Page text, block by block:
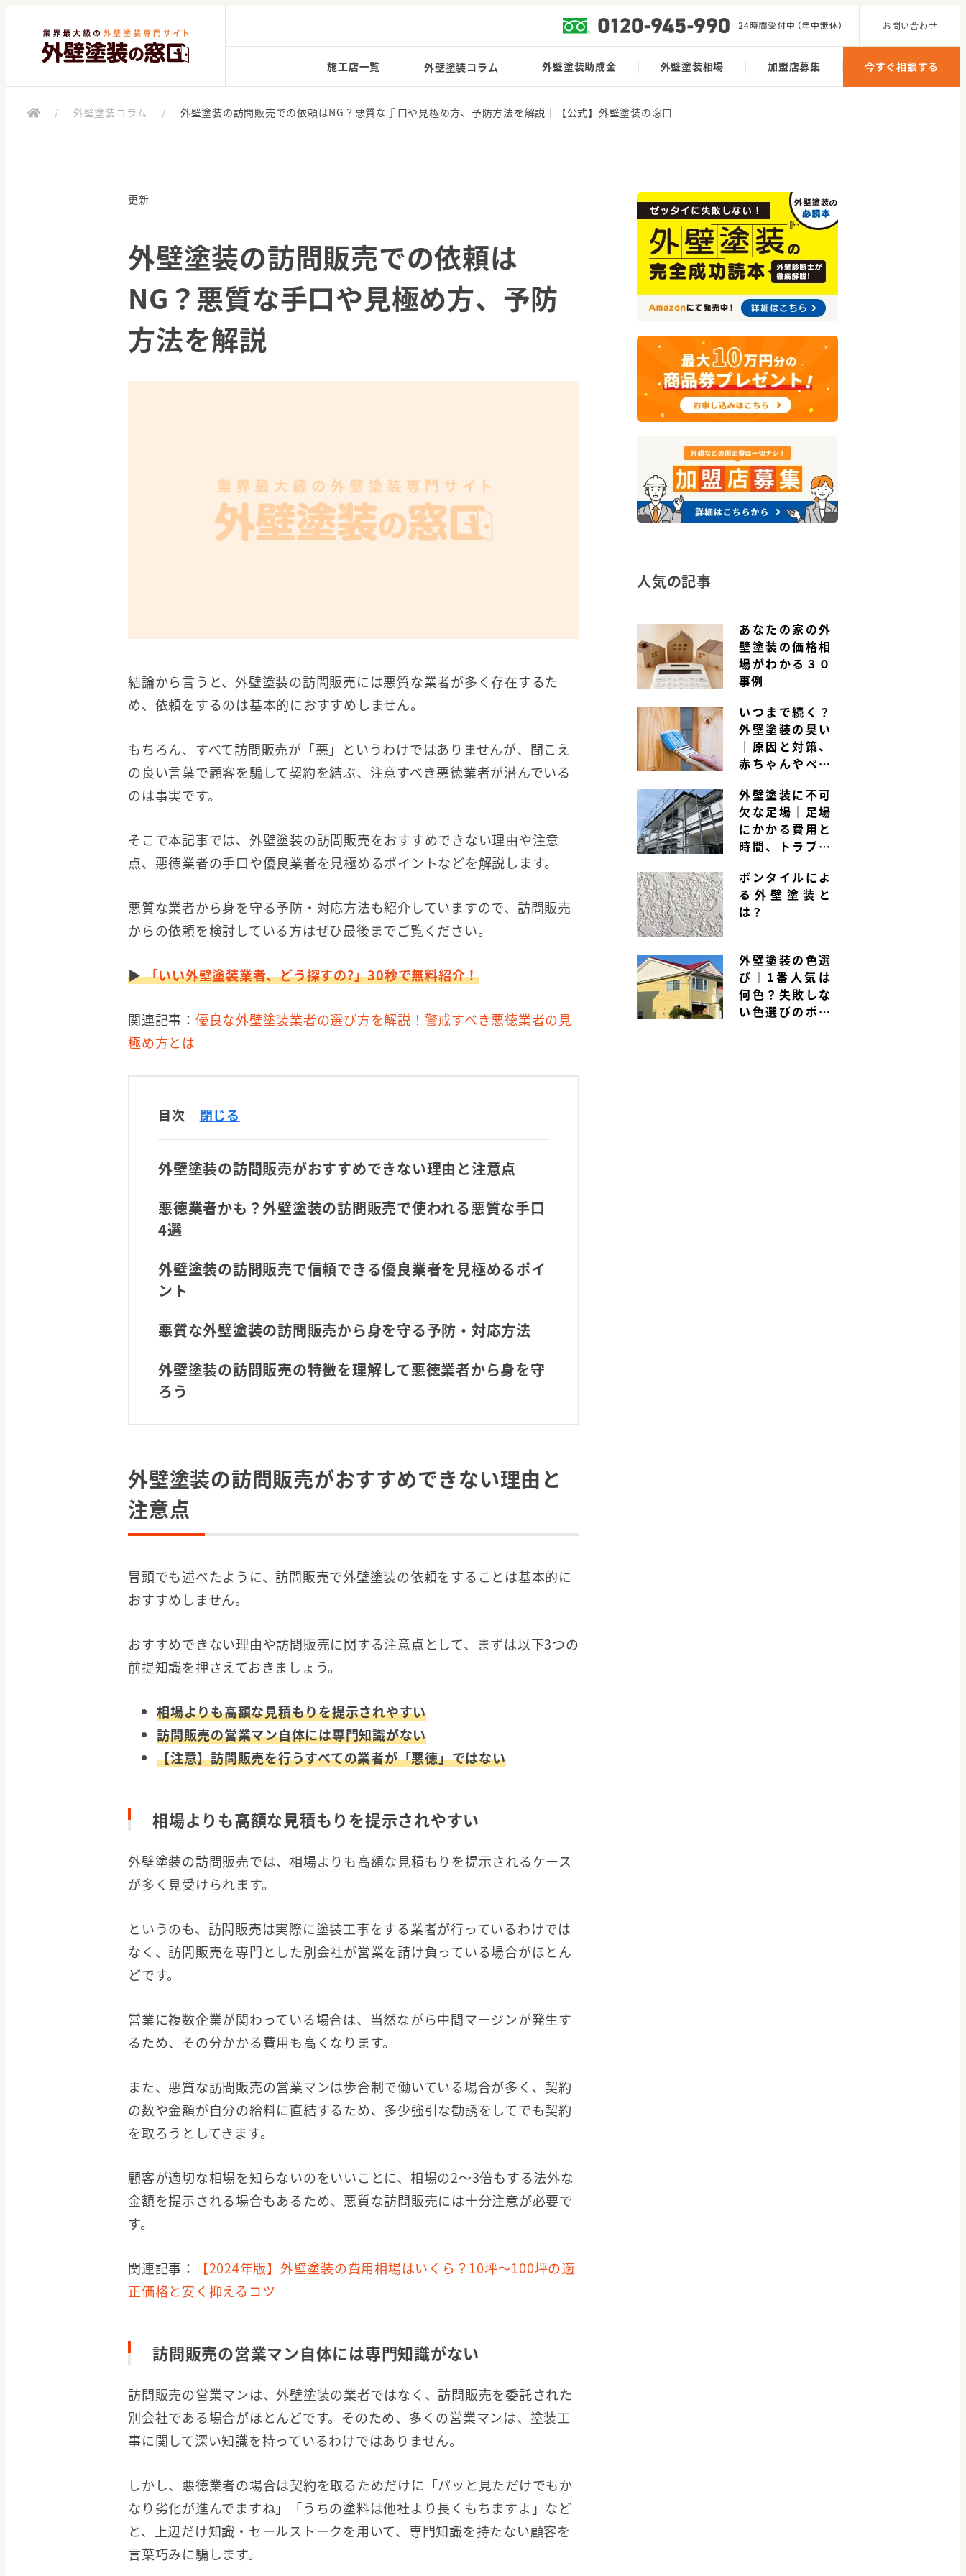
お問い合わせ
施工店一覧 外壁塗装コラム 外壁塗装助成金 外壁塗装相場 加盟店募集 今すぐ相談する
/ 外壁塗装コラム / 外壁塗装の訪問販売での依頼はNG？悪質な手口や見極め方、予防方法を解説｜【公式】外壁塗装の窓口
更新
外壁塗装の訪問販売での依頼は
NG？悪質な手口や見極め方、予防
方法を解説
結論から言うと、外壁塗装の訪問販売には悪質な業者が多く存在するた
め、依頼をするのは基本的におすすめしません。
もちろん、すべて訪問販売が「悪」というわけではありませんが、聞こえ
の良い言葉で顧客を騙して契約を結ぶ、注意すべき悪徳業者が潜んでいる
のは事実です。
そこで本記事では、外壁塗装の訪問販売をおすすめできない理由や注意
点、悪徳業者の手口や優良業者を見極めるポイントなどを解説します。
悪質な業者から身を守る予防・対応方法も紹介していますので、訪問販売
からの依頼を検討している方はぜひ最後までご覧ください。
▶「いい外壁塗装業者、どう探すの?」30秒で無料紹介！
関連記事： 優良な外壁塗装業者の選び方を解説！警戒すべき悪徳業者の見
極め方とは
目次 閉じる
外壁塗装の訪問販売がおすすめできない理由と注意点
悪徳業者かも？外壁塗装の訪問販売で使われる悪質な手口
4選
外壁塗装の訪問販売で信頼できる優良業者を見極めるポイ
ント
悪質な外壁塗装の訪問販売から身を守る予防・対応方法
外壁塗装の訪問販売の特徴を理解して悪徳業者から身を守
ろう
外壁塗装の訪問販売がおすすめできない理由と
注意点
冒頭でも述べたように、訪問販売で外壁塗装の依頼をすることは基本的に
おすすめしません。
おすすめできない理由や訪問販売に関する注意点として、まずは以下3つの
前提知識を押さえておきましょう。
相場よりも高額な見積もりを提示されやすい
訪問販売の営業マン自体には専門知識がない
【注意】訪問販売を行うすべての業者が「悪徳」ではない
相場よりも高額な見積もりを提示されやすい
外壁塗装の訪問販売では、相場よりも高額な見積もりを提示されるケース
が多く見受けられます。
というのも、訪問販売は実際に塗装工事をする業者が行っているわけでは
なく、訪問販売を専門とした別会社が営業を請け負っている場合がほとん
どです。
営業に複数企業が関わっている場合は、当然ながら中間マージンが発生す
るため、その分かかる費用も高くなります。
また、悪質な訪問販売の営業マンは歩合制で働いている場合が多く、契約
の数や金額が自分の給料に直結するため、多少強引な勧誘をしてでも契約
を取ろうとしてきます。
顧客が適切な相場を知らないのをいいことに、相場の2〜3倍もする法外な
金額を提示される場合もあるため、悪質な訪問販売には十分注意が必要で
す。
関連記事：
【2024年版】外壁塗装の費用相場はいくら？10坪〜100坪の適
正価格と安く抑えるコツ
訪問販売の営業マン自体には専門知識がない
訪問販売の営業マンは、外壁塗装の業者ではなく、訪問販売を委託された
別会社である場合がほとんどです。そのため、多くの営業マンは、塗装工
事に関して深い知識を持っているわけではありません。
しかし、悪徳業者の場合は契約を取るためだけに「パッと見ただけでもか
なり劣化が進んでますね」「うちの塗料は他社より長くもちますよ」など
と、上辺だけ知識・セールストークを用いて、専門知識を持たない顧客を
言葉巧みに騙します。
人気の記事
あなたの家の外
壁塗装の価格相
場がわかる３０
事例
いつまで続く？
外壁塗装の臭い
｜原因と対策、
赤ちゃんやペッ
外壁塗装に不可
欠な足場｜足場
にかかる費用と
時間、トラブル
ボンタイルによ
る外壁塗装と
は？
外壁塗装の色選
び｜1番人気は
何色？失敗しな
い色選びのポイ